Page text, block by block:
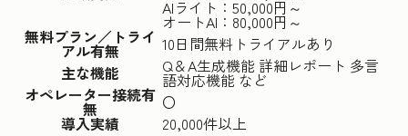
AIライト：50,000円～
オートAI：80,000円～
無料プラン／トライ
アル有無
10日間無料トライアルあり
主な機能
Q＆A生成機能 詳細レポート 多言
語対応機能 など
オペレーター接続有
無
〇
導入実績
20,000件以上